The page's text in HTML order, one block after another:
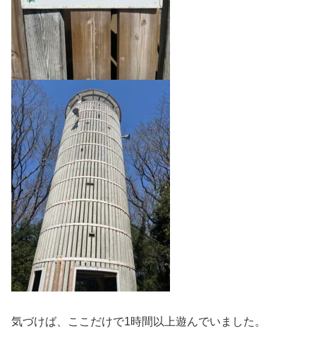
気づけば、ここだけで1時間以上遊んでいました。